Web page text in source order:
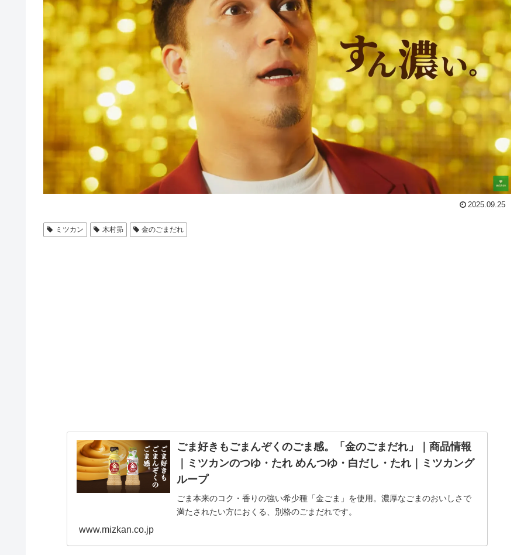
2025.09.25
ミツカン 木村昴 金のごまだれ
ごま好きもごまんぞくのごま感。「金のごまだれ」｜商品情報
｜ミツカンのつゆ・たれ めんつゆ・白だし・たれ｜ミツカング
ループ
ごま本来のコク・香りの強い希少種「金ごま」を使用。濃厚なごまのおいしさで
満たされたい方におくる、別格のごまだれです。
www.mizkan.co.jp